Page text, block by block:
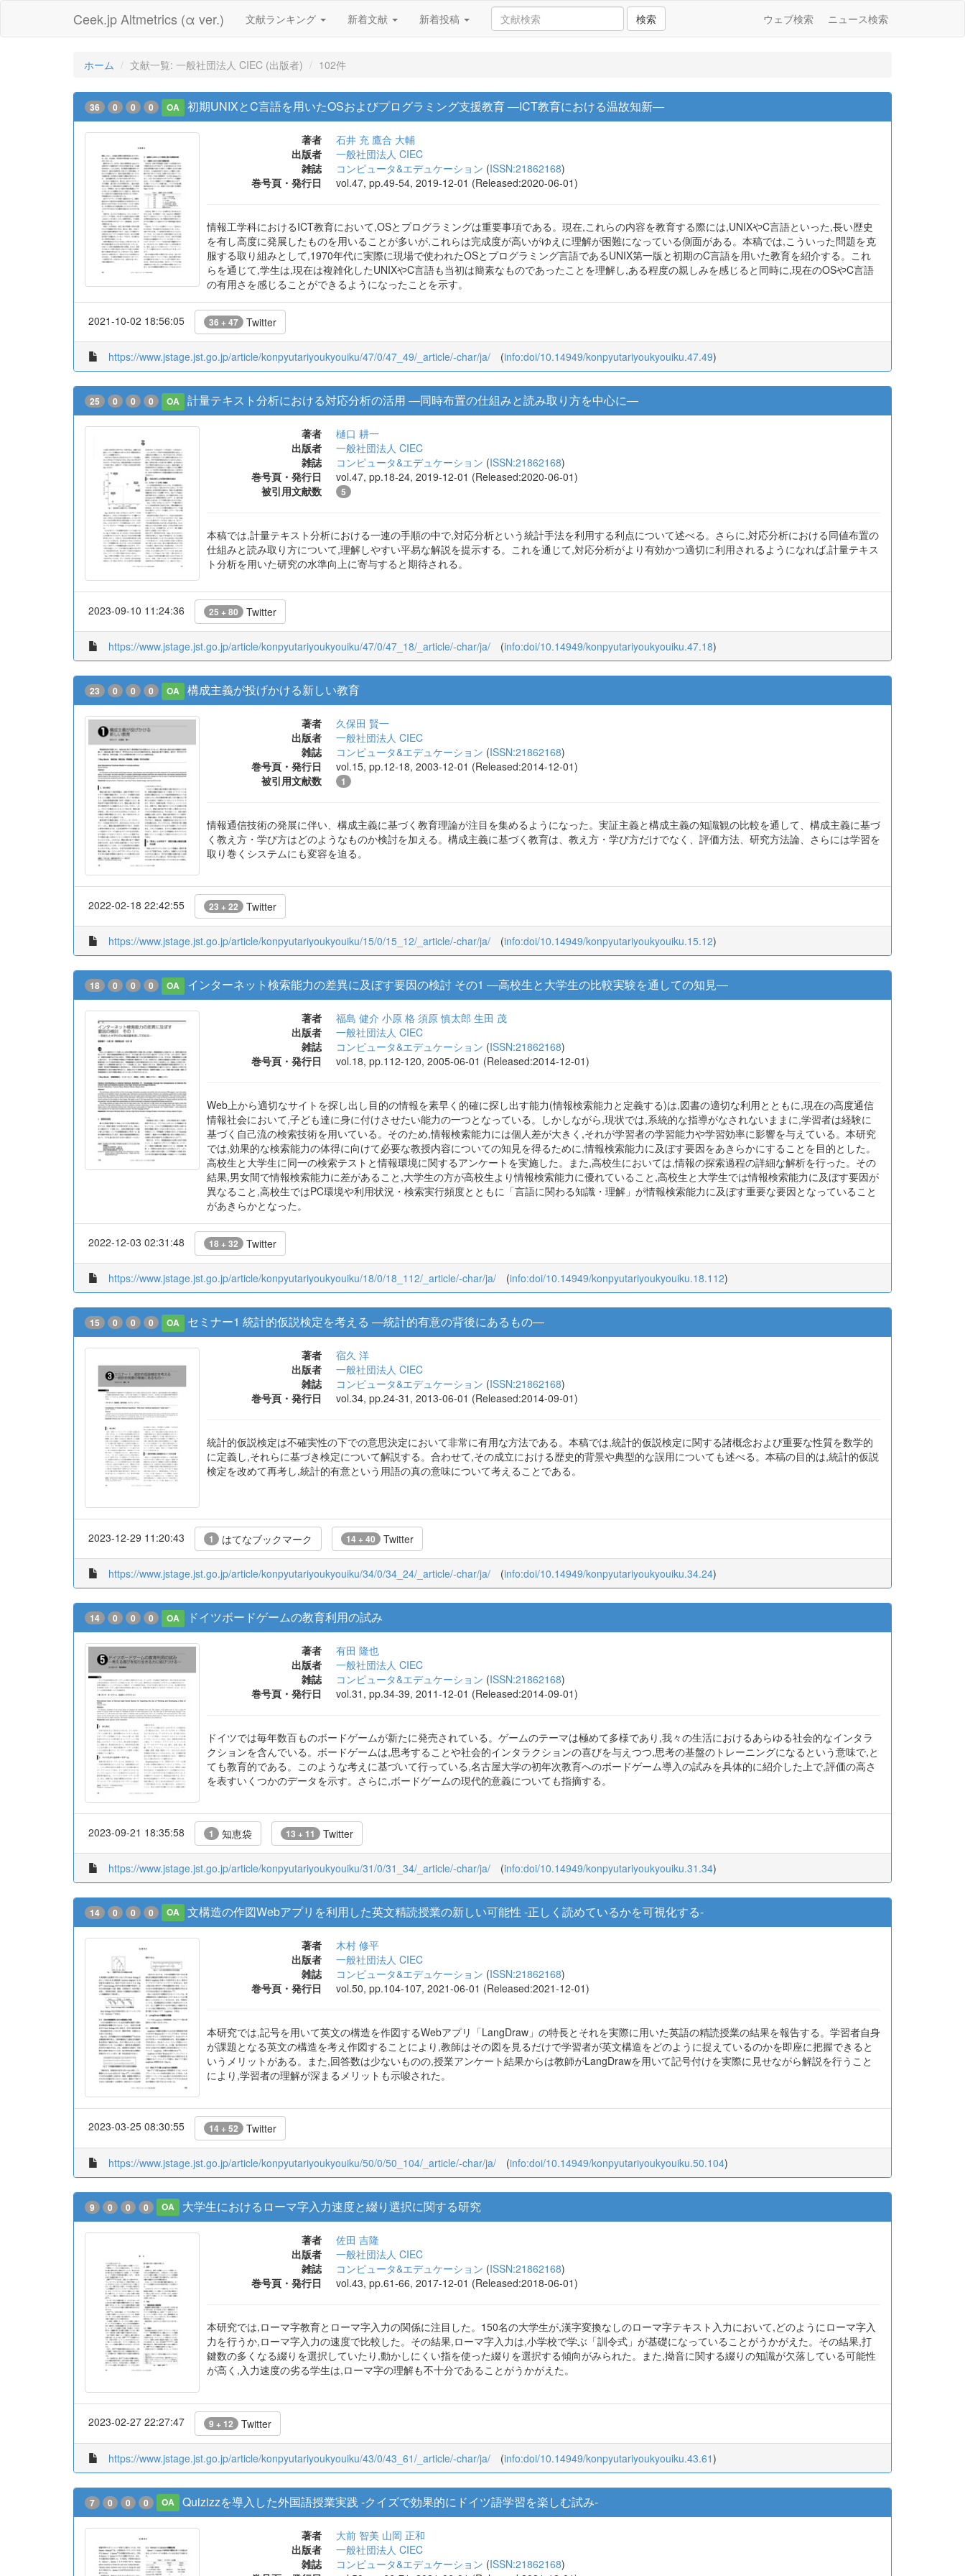
Ceek.jp Altmetrics (α ver.) 文献ランキング 新着文献 新着投稿 検索 ウェブ検索 ニュース検索
ホーム 文献一覧: 一般社団法人 CIEC (出版者) 102件
36 0 0 0 OA 初期UNIXとC言語を用いたOSおよびプログラミング支援教育 ―ICT教育における温故知新―
著者 石井 充 鷹合 大輔
出版者
一般社団法人 CIEC
雑誌
コンピュータ&エデュケーション (ISSN:21862168)
巻号頁・発行日
vol.47, pp.49-54, 2019-12-01 (Released:2020-06-01)
情報工学科におけるICT教育において,OSとプログラミングは重要事項である。現在,これらの内容を教育する際には,UNIXやC言語といった,長い歴史
を有し高度に発展したものを用いることが多いが,これらは完成度が高いがゆえに理解が困難になっている側面がある。本稿では,こういった問題を克
服する取り組みとして,1970年代に実際に現場で使われたOSとプログラミング言語であるUNIX第一版と初期のC言語を用いた教育を紹介する。これ
らを通じて,学生は,現在は複雑化したUNIXやC言語も当初は簡素なものであったことを理解し,ある程度の親しみを感じると同時に,現在のOSやC言語
の有用さを感じることができるようになったことを示す。
2021-10-02 18:56:05 36 + 47 Twitter
https://www.jstage.jst.go.jp/article/konpyutariyoukyouiku/47/0/47_49/_article/-char/ja/ (info:doi/10.14949/konpyutariyoukyouiku.47.49)
25 0 0 0 OA 計量テキスト分析における対応分析の活用 ―同時布置の仕組みと読み取り方を中心に―
著者
樋口 耕一
出版者
一般社団法人 CIEC
雑誌
コンピュータ&エデュケーション (ISSN:21862168)
巻号頁・発行日
vol.47, pp.18-24, 2019-12-01 (Released:2020-06-01)
被引用文献数
5
本稿では,計量テキスト分析における一連の手順の中で,対応分析という統計手法を利用する利点について述べる。さらに,対応分析における同値布置の
仕組みと読み取り方について,理解しやすい平易な解説を提示する。これを通じて,対応分析がより有効かつ適切に利用されるようになれば,計量テキス
ト分析を用いた研究の水準向上に寄与すると期待される。
2023-09-10 11:24:36 25 + 80 Twitter
https://www.jstage.jst.go.jp/article/konpyutariyoukyouiku/47/0/47_18/_article/-char/ja/ (info:doi/10.14949/konpyutariyoukyouiku.47.18)
23 0 0 0 OA 構成主義が投げかける新しい教育
著者
久保田 賢一
出版者
一般社団法人 CIEC
雑誌
コンピュータ&エデュケーション (ISSN:21862168)
巻号頁・発行日
vol.15, pp.12-18, 2003-12-01 (Released:2014-12-01)
被引用文献数
1
情報通信技術の発展に伴い、構成主義に基づく教育理論が注目を集めるようになった。実証主義と構成主義の知識観の比較を通して、構成主義に基づ
く教え方・学び方はどのようなものか検討を加える。構成主義に基づく教育は、教え方・学び方だけでなく、評価方法、研究方法論、さらには学習を
取り巻くシステムにも変容を迫る。
2022-02-18 22:42:55 23 + 22 Twitter
https://www.jstage.jst.go.jp/article/konpyutariyoukyouiku/15/0/15_12/_article/-char/ja/ (info:doi/10.14949/konpyutariyoukyouiku.15.12)
18 0 0 0 OA インターネット検索能力の差異に及ぼす要因の検討 その1 ―高校生と大学生の比較実験を通しての知見―
著者 福島 健介 小原 格 須原 慎太郎 生田 茂
出版者
一般社団法人 CIEC
雑誌
コンピュータ&エデュケーション (ISSN:21862168)
巻号頁・発行日
vol.18, pp.112-120, 2005-06-01 (Released:2014-12-01)
Web上から適切なサイトを探し出し目的の情報を素早く的確に探し出す能力(情報検索能力と定義する)は,図書の適切な利用とともに,現在の高度通信
情報社会において,子ども達に身に付けさせたい能力の一つとなっている。しかしながら,現状では,系統的な指導がなされないままに,学習者は経験に
基づく自己流の検索技術を用いている。そのため,情報検索能力には個人差が大きく,それが学習者の学習能力や学習効率に影響を与えている。本研究
では,効果的な検索能力の体得に向けて必要な教授内容についての知見を得るために,情報検索能力に及ぼす要因をあきらかにすることを目的とした。
高校生と大学生に同一の検索テストと情報環境に関するアンケートを実施した。また,高校生においては,情報の探索過程の詳細な解析を行った。その
結果,男女間で情報検索能力に差があること,大学生の方が高校生より情報検索能力に優れていること,高校生と大学生では情報検索能力に及ぼす要因が
異なること,高校生ではPC環境や利用状況・検索実行頻度とともに「言語に関わる知識・理解」が情報検索能力に及ぼす重要な要因となっていること
があきらかとなった。
2022-12-03 02:31:48 18 + 32 Twitter
https://www.jstage.jst.go.jp/article/konpyutariyoukyouiku/18/0/18_112/_article/-char/ja/ (info:doi/10.14949/konpyutariyoukyouiku.18.112)
15 0 0 0 OA セミナー1 統計的仮説検定を考える ―統計的有意の背後にあるもの―
著者
宿久 洋
出版者
一般社団法人 CIEC
雑誌
コンピュータ&エデュケーション (ISSN:21862168)
巻号頁・発行日
vol.34, pp.24-31, 2013-06-01 (Released:2014-09-01)
統計的仮説検定は不確実性の下での意思決定において非常に有用な方法である。本稿では,統計的仮説検定に関する諸概念および重要な性質を数学的
に定義し,それらに基づき検定について解説する。合わせて,その成立における歴史的背景や典型的な誤用についても述べる。本稿の目的は,統計的仮説
検定を改めて再考し,統計的有意という用語の真の意味について考えることである。
2023-12-29 11:20:43 1 はてなブックマーク 14 + 40 Twitter
https://www.jstage.jst.go.jp/article/konpyutariyoukyouiku/34/0/34_24/_article/-char/ja/ (info:doi/10.14949/konpyutariyoukyouiku.34.24)
14 0 0 0 OA ドイツボードゲームの教育利用の試み
著者
有田 隆也
出版者
一般社団法人 CIEC
雑誌
コンピュータ&エデュケーション (ISSN:21862168)
巻号頁・発行日
vol.31, pp.34-39, 2011-12-01 (Released:2014-09-01)
ドイツでは毎年数百ものボードゲームが新たに発売されている。ゲームのテーマは極めて多様であり,我々の生活におけるあらゆる社会的なインタラ
クションを含んでいる。ボードゲームは,思考することや社会的インタラクションの喜びを与えつつ,思考の基盤のトレーニングになるという意味で,と
ても教育的である。このような考えに基づいて行っている,名古屋大学の初年次教育へのボードゲーム導入の試みを具体的に紹介した上で,評価の高さ
を表すいくつかのデータを示す。さらに,ボードゲームの現代的意義についても指摘する。
2023-09-21 18:35:58 1 知恵袋 13 + 11 Twitter
https://www.jstage.jst.go.jp/article/konpyutariyoukyouiku/31/0/31_34/_article/-char/ja/ (info:doi/10.14949/konpyutariyoukyouiku.31.34)
14 0 0 0 OA 文構造の作図Webアプリを利用した英文精読授業の新しい可能性 -正しく読めているかを可視化する-
著者
木村 修平
出版者
一般社団法人 CIEC
雑誌
コンピュータ&エデュケーション (ISSN:21862168)
巻号頁・発行日
vol.50, pp.104-107, 2021-06-01 (Released:2021-12-01)
本研究では,記号を用いて英文の構造を作図するWebアプリ「LangDraw」の特長とそれを実際に用いた英語の精読授業の結果を報告する。学習者自身
が課題となる英文の構造を考え作図することにより,教師はその図を見るだけで学習者が英文構造をどのように捉えているのかを即座に把握できると
いうメリットがある。また,回答数は少ないものの,授業アンケート結果からは教師がLangDrawを用いて記号付けを実際に見せながら解説を行うこと
により,学習者の理解が深まるメリットも示唆された。
2023-03-25 08:30:55 14 + 52 Twitter
https://www.jstage.jst.go.jp/article/konpyutariyoukyouiku/50/0/50_104/_article/-char/ja/ (info:doi/10.14949/konpyutariyoukyouiku.50.104)
9 0 0 0 OA 大学生におけるローマ字入力速度と綴り選択に関する研究
著者
佐田 吉隆
出版者
一般社団法人 CIEC
雑誌
コンピュータ&エデュケーション (ISSN:21862168)
巻号頁・発行日
vol.43, pp.61-66, 2017-12-01 (Released:2018-06-01)
本研究では,ローマ字教育とローマ字入力の関係に注目した。150名の大学生が,漢字変換なしのローマ字テキスト入力において,どのようにローマ字入
力を行うか,ローマ字入力の速度で比較した。その結果,ローマ字入力は,小学校で学ぶ「訓令式」が基礎になっていることがうかがえた。その結果,打
鍵数の多くなる綴りを選択していたり,動かしにくい指を使った綴りを選択する傾向がみられた。また,拗音に関する綴りの知識が欠落している可能性
が高く,入力速度の劣る学生は,ローマ字の理解も不十分であることがうかがえた。
2023-02-27 22:27:47 9 + 12 Twitter
https://www.jstage.jst.go.jp/article/konpyutariyoukyouiku/43/0/43_61/_article/-char/ja/ (info:doi/10.14949/konpyutariyoukyouiku.43.61)
7 0 0 0 OA Quizizzを導入した外国語授業実践 -クイズで効果的にドイツ語学習を楽しむ試み-
著者 大前 智美 山岡 正和
出版者
一般社団法人 CIEC
雑誌
コンピュータ&エデュケーション (ISSN:21862168)